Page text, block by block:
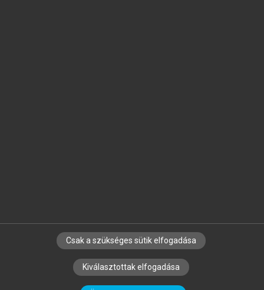
SZERZŐKNEK CÉGEKNEK KÖNYVTÁROSOKNAK
SZERKESZTÉSI ÉS LEKTORÁLÁSI ALAPELVEK
Csak a szükséges sütik elfogadása
Kiválasztottak elfogadása